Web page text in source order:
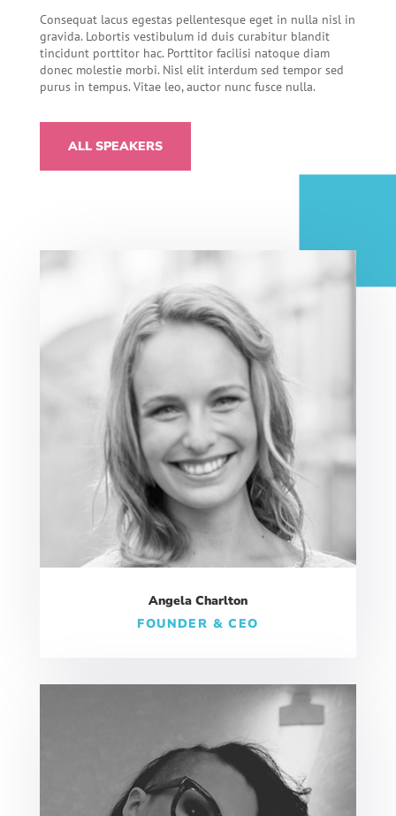
Consequat lacus egestas pellentesque eget in nulla nisl in
gravida. Lobortis vestibulum id duis curabitur blandit
tincidunt porttitor hac. Porttitor facilisi natoque diam
donec molestie morbi. Nisl elit interdum sed tempor sed
purus in tempus. Vitae leo, auctor nunc fusce nulla.
ALL SPEAKERS
Angela Charlton
FOUNDER & CEO